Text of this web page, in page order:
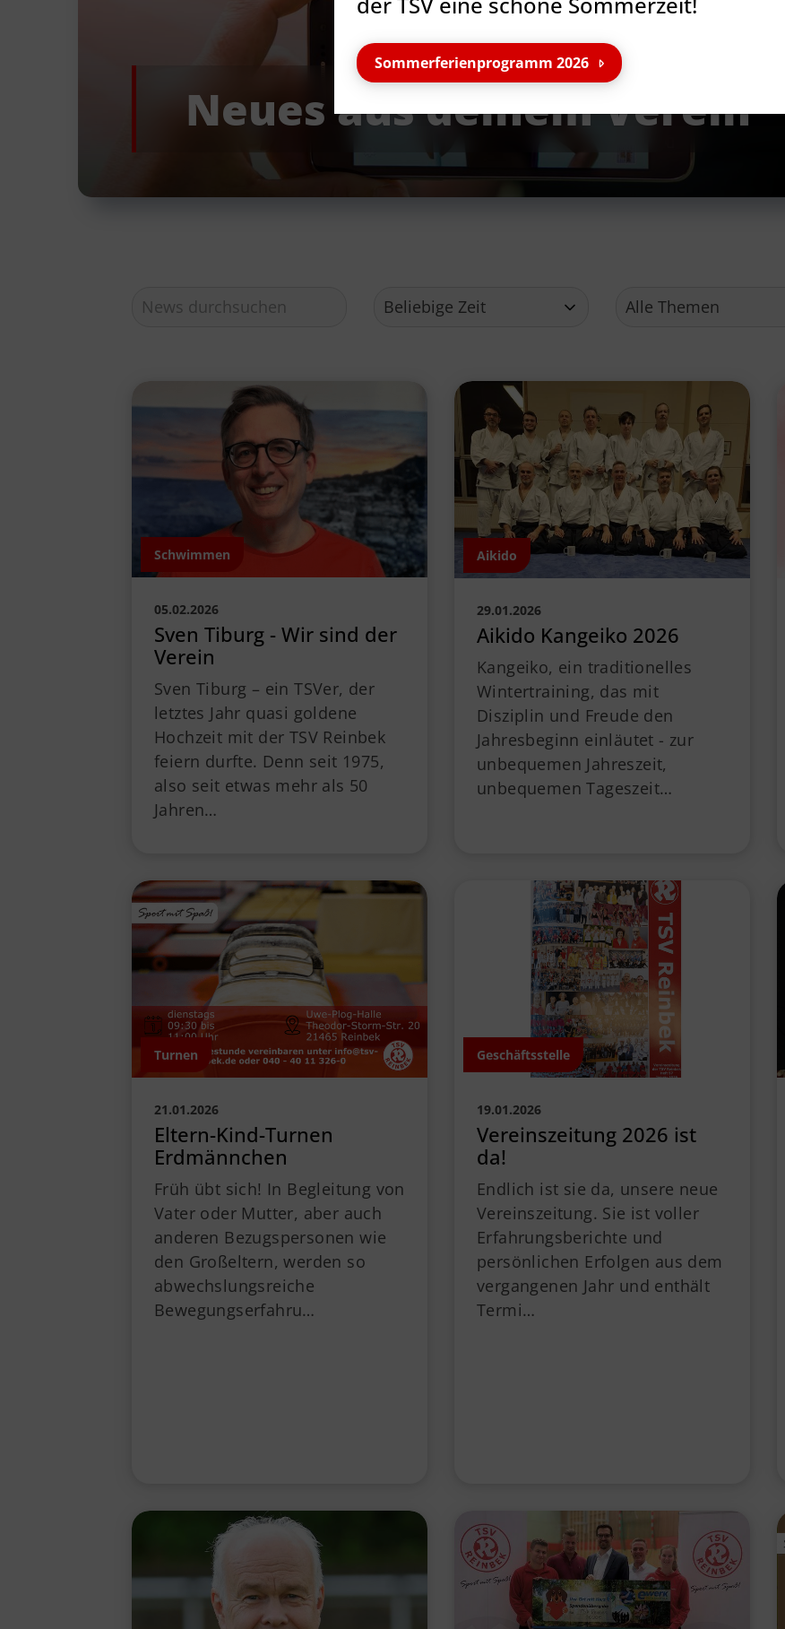
Neues aus deinem Verein
Schwimmen
05.02.2026
Sven Tiburg - Wir sind der
Verein
Sven Tiburg – ein TSVer, der
letztes Jahr quasi goldene
Hochzeit mit der TSV Reinbek
feiern durfte. Denn seit 1975,
also seit etwas mehr als 50
Jahren…
Aikido
29.01.2026
Aikido Kangeiko 2026
Kangeiko, ein traditionelles
Wintertraining, das mit
Disziplin und Freude den
Jahresbeginn einläutet - zur
unbequemen Jahreszeit,
unbequemen Tageszeit…
Turnen
21.01.2026
Eltern-Kind-Turnen
Erdmännchen
Früh übt sich! In Begleitung von
Vater oder Mutter, aber auch
anderen Bezugspersonen wie
den Großeltern, werden so
abwechslungsreiche
Bewegungserfahru…
Geschäftsstelle
19.01.2026
Vereinszeitung 2026 ist
da!
Endlich ist sie da, unsere neue
Vereinszeitung. Sie ist voller
Erfahrungsberichte und
persönlichen Erfolgen aus dem
vergangenen Jahr und enthält
Termi…
TSV Reinbek
Geschäftsstelle
Vorstand
Jobs
Sponsoren
Service
Downloads
Mitglied werden
Satzung
Sommerferienprogramm 2026